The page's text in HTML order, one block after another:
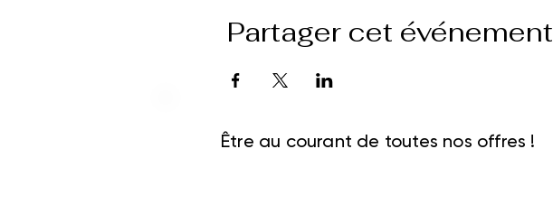
Partager cet événement
Être au courant de toutes nos offres !